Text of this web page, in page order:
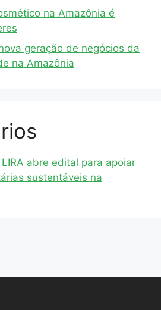
na Amazônia é
geração de negócios da
na Amazônia
LIRA abre edital para apoiar
sustentáveis na